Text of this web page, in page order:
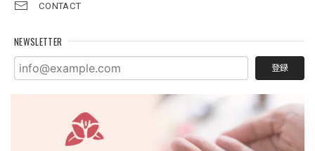
CONTACT
NEWSLETTER
登録